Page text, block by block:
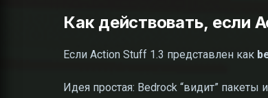
Как действовать, если
Если Action Stuff 1.3 представлен как
Идея простая: Bedrock “видит” пакеты